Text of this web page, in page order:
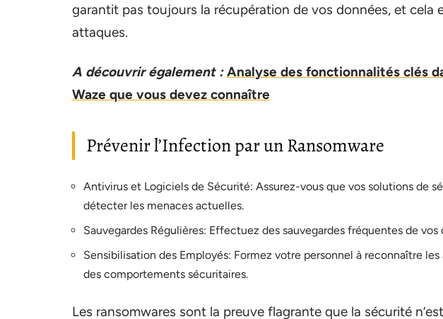
garantit pas toujours la récupération de vos données, et cela
attaques.
A découvrir également : Analyse des fonctionnalités clés
Waze que vous devez connaître
Prévenir l’Infection par un Ransomware
Antivirus et Logiciels de Sécurité: Assurez-vous que vos solutions de
détecter les menaces actuelles.
Sauvegardes Régulières: Effectuez des sauvegardes fréquentes de
Sensibilisation des Employés: Formez votre personnel à reconnaître
des comportements sécuritaires.
Les ransomwares sont la preuve flagrante que la sécurité